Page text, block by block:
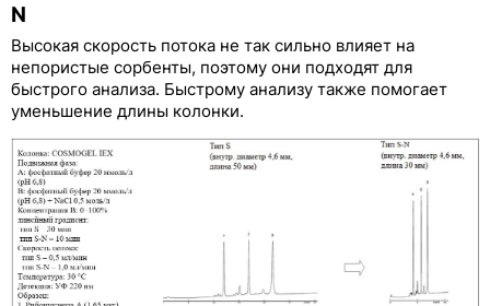
N
Высокая скорость потока не так сильно влияет на
непористые сорбенты, поэтому они подходят для
быстрого анализа. Быстрому анализу также помогает
уменьшение длины колонки.